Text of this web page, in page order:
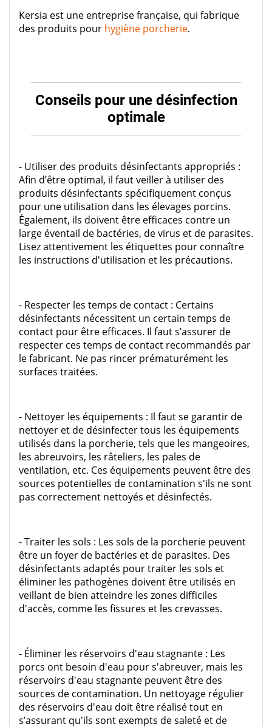
Kersia est une entreprise française, qui fabrique
des produits pour hygiène porcherie.
Conseils pour une désinfection
optimale
- Utiliser des produits désinfectants appropriés :
Afin d’être optimal, il faut veiller à utiliser des
produits désinfectants spécifiquement conçus
pour une utilisation dans les élevages porcins.
Également, ils doivent être efficaces contre un
large éventail de bactéries, de virus et de parasites.
Lisez attentivement les étiquettes pour connaître
les instructions d'utilisation et les précautions.
- Respecter les temps de contact : Certains
désinfectants nécessitent un certain temps de
contact pour être efficaces. Il faut s’assurer de
respecter ces temps de contact recommandés par
le fabricant. Ne pas rincer prématurément les
surfaces traitées.
- Nettoyer les équipements : Il faut se garantir de
nettoyer et de désinfecter tous les équipements
utilisés dans la porcherie, tels que les mangeoires,
les abreuvoirs, les râteliers, les pales de
ventilation, etc. Ces équipements peuvent être des
sources potentielles de contamination s'ils ne sont
pas correctement nettoyés et désinfectés.
- Traiter les sols : Les sols de la porcherie peuvent
être un foyer de bactéries et de parasites. Des
désinfectants adaptés pour traiter les sols et
éliminer les pathogènes doivent être utilisés en
veillant de bien atteindre les zones difficiles
d'accès, comme les fissures et les crevasses.
- Éliminer les réservoirs d'eau stagnante : Les
porcs ont besoin d'eau pour s'abreuver, mais les
réservoirs d'eau stagnante peuvent être des
sources de contamination. Un nettoyage régulier
des réservoirs d'eau doit être réalisé tout en
s’assurant qu'ils sont exempts de saleté et de